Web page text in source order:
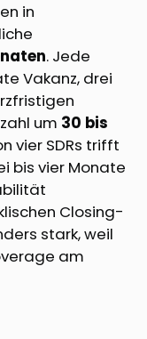
in
. Jede
Vakanz, drei
um 30 bis
vier SDRs trifft
bis vier Monate
Closing-
stark, weil
am